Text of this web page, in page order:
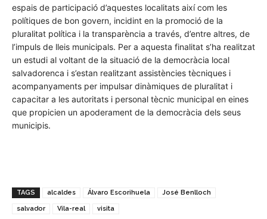
espais de participació d’aquestes localitats així com les
polítiques de bon govern, incidint en la promoció de la
pluralitat política i la transparència a través, d’entre altres, de
l’impuls de lleis municipals. Per a aquesta finalitat s’ha realitzat
un estudi al voltant de la situació de la democràcia local
salvadorenca i s’estan realitzant assistències tècniques i
acompanyaments per impulsar dinàmiques de pluralitat i
capacitar a les autoritats i personal tècnic municipal en eines
que propicien un apoderament de la democràcia dels seus
municipis.
TAGS alcaldes Álvaro Escorihuela José Benlloch
salvador Vila-real visita